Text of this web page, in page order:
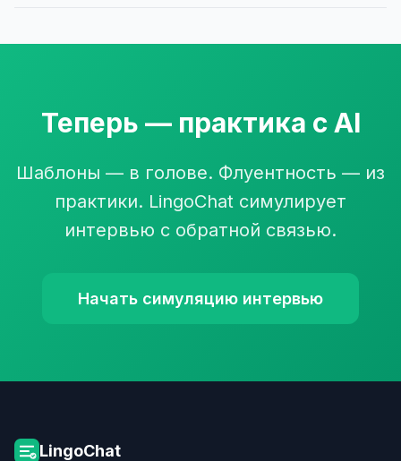
Теперь — практика с AI
Шаблоны — в голове. Флуентность — из
практики. LingoChat симулирует
интервью с обратной связью.
Начать симуляцию интервью
LingoChat